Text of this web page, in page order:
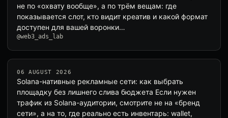
не по «охвату вообще», а по трём вещам: где
показывается слот, кто видит креатив и какой формат
доступен для вашей воронки…
@web3_ads_lab
06 AUGUST 2026
Solana-нативные рекламные сети: как выбрать
площадку без лишнего слива бюджета Если нужен
трафик из Solana-аудитории, смотрите не на «бренд
сети», а на то, где реально есть инвентарь: wallet,